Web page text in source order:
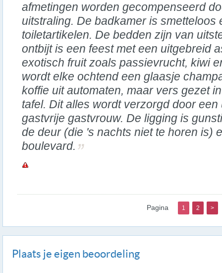
afmetingen worden gecompenseerd
uitstraling. De badkamer is smetteloos
toiletartikelen. De bedden zijn van
ontbijt is een feest met een uitgebreid
exotisch fruit zoals passievrucht, kiwi
wordt elke ochtend een glaasje
koffie uit automaten, maar vers gezet
tafel. Dit alles wordt verzorgd door
gastvrije gastvrouw. De ligging is
de deur (die 's nachts niet te horen is)
boulevard.
Pagina 1 2 >
Plaats je eigen beoordeling